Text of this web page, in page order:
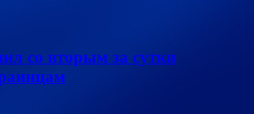
со вторым за сутки